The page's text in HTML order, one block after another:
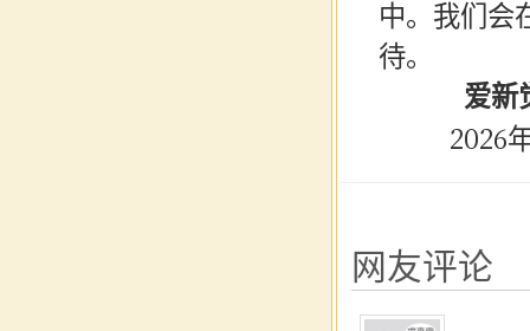
中。我们会
待。
爱新觉
2026年
网友评论